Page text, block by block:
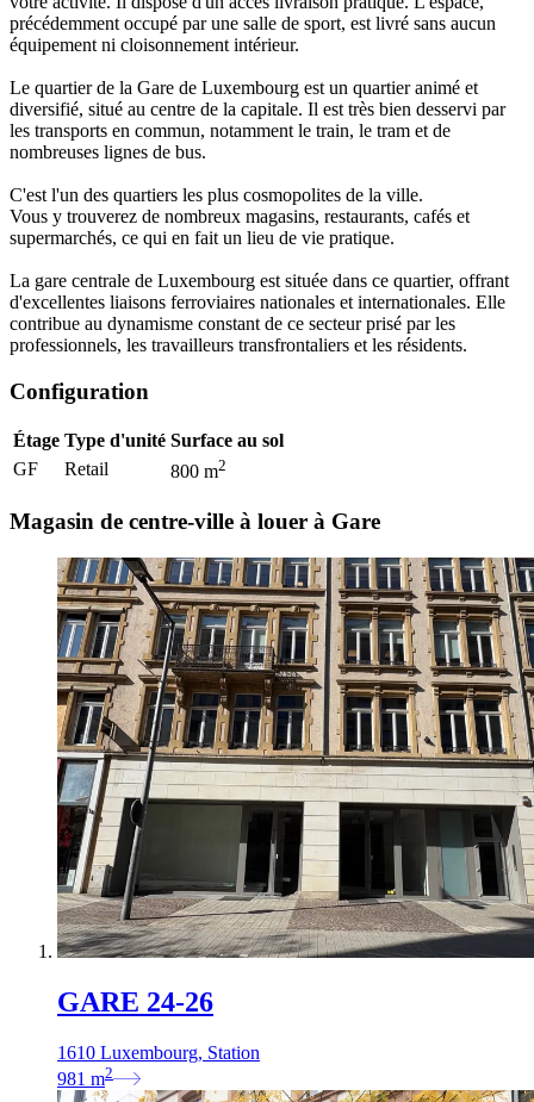
précédemment occupé par une salle de sport, est livré sans aucun
équipement ni cloisonnement intérieur.
Le quartier de la Gare de Luxembourg est un quartier animé et
diversifié, situé au centre de la capitale. Il est très bien desservi par
les transports en commun, notamment le train, le tram et de
nombreuses lignes de bus.
C'est l'un des quartiers les plus cosmopolites de la ville.
Vous y trouverez de nombreux magasins, restaurants, cafés et
supermarchés, ce qui en fait un lieu de vie pratique.
La gare centrale de Luxembourg est située dans ce quartier, offrant
d'excellentes liaisons ferroviaires nationales et internationales. Elle
contribue au dynamisme constant de ce secteur prisé par les
professionnels, les travailleurs transfrontaliers et les résidents.
Configuration
Étage Type d'unité Surface au sol
GF
Retail 800 m2
Magasin de centre-ville à louer à Gare
GARE 24-26
1610 Luxembourg, Station
981 m2